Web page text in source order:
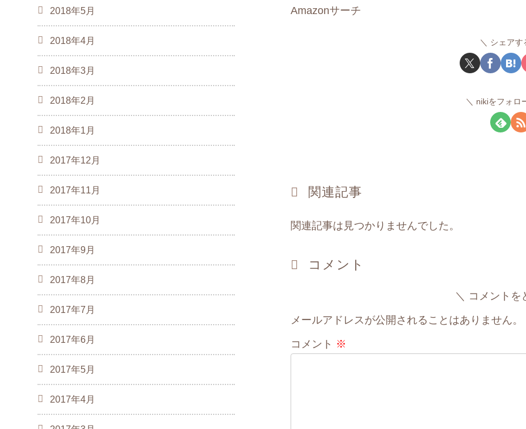
Amazonサーチ
シェアす
nikiをフォロ
関連記事
関連記事は見つかりませんでした。
コメント
コメント
メールアドレスが公開されることはありません。
コメント ※
2018年5月
2018年4月
2018年3月
2018年2月
2018年1月
2017年12月
2017年11月
2017年10月
2017年9月
2017年8月
2017年7月
2017年6月
2017年5月
2017年4月